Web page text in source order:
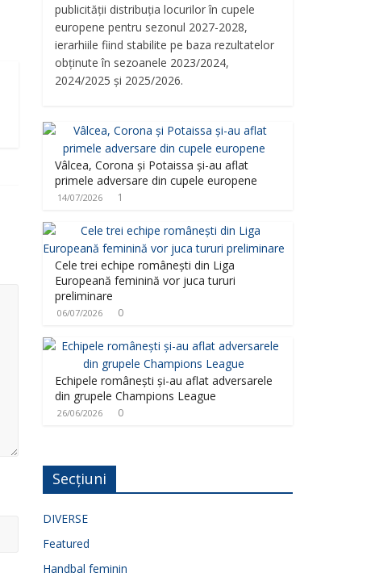
publicității distribuția locurilor în cupele
europene pentru sezonul 2027-2028,
ierarhiile fiind stabilite pe baza rezultatelor
obținute în sezoanele 2023/2024,
2024/2025 și 2025/2026.
Vâlcea, Corona și Potaissa și-au aflat
primele adversare din cupele europene
14/07/2026 1
Cele trei echipe românești din Liga
Europeană feminină vor juca tururi
preliminare
06/07/2026 0
Echipele românești și-au aflat adversarele
din grupele Champions League
26/06/2026 0
Secțiuni
DIVERSE
Featured
Handbal feminin